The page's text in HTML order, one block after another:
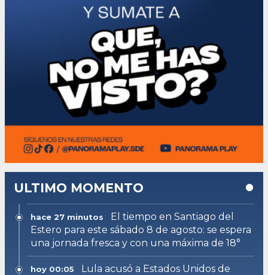
ULTIMO MOMENTO
hace 27 minutos
El tiempo en Santiago del
Estero para este sábado 8 de agosto: se espera
una jornada fresca y con una máxima de 18°
hoy 00:05
Lula acusó a Estados Unidos de